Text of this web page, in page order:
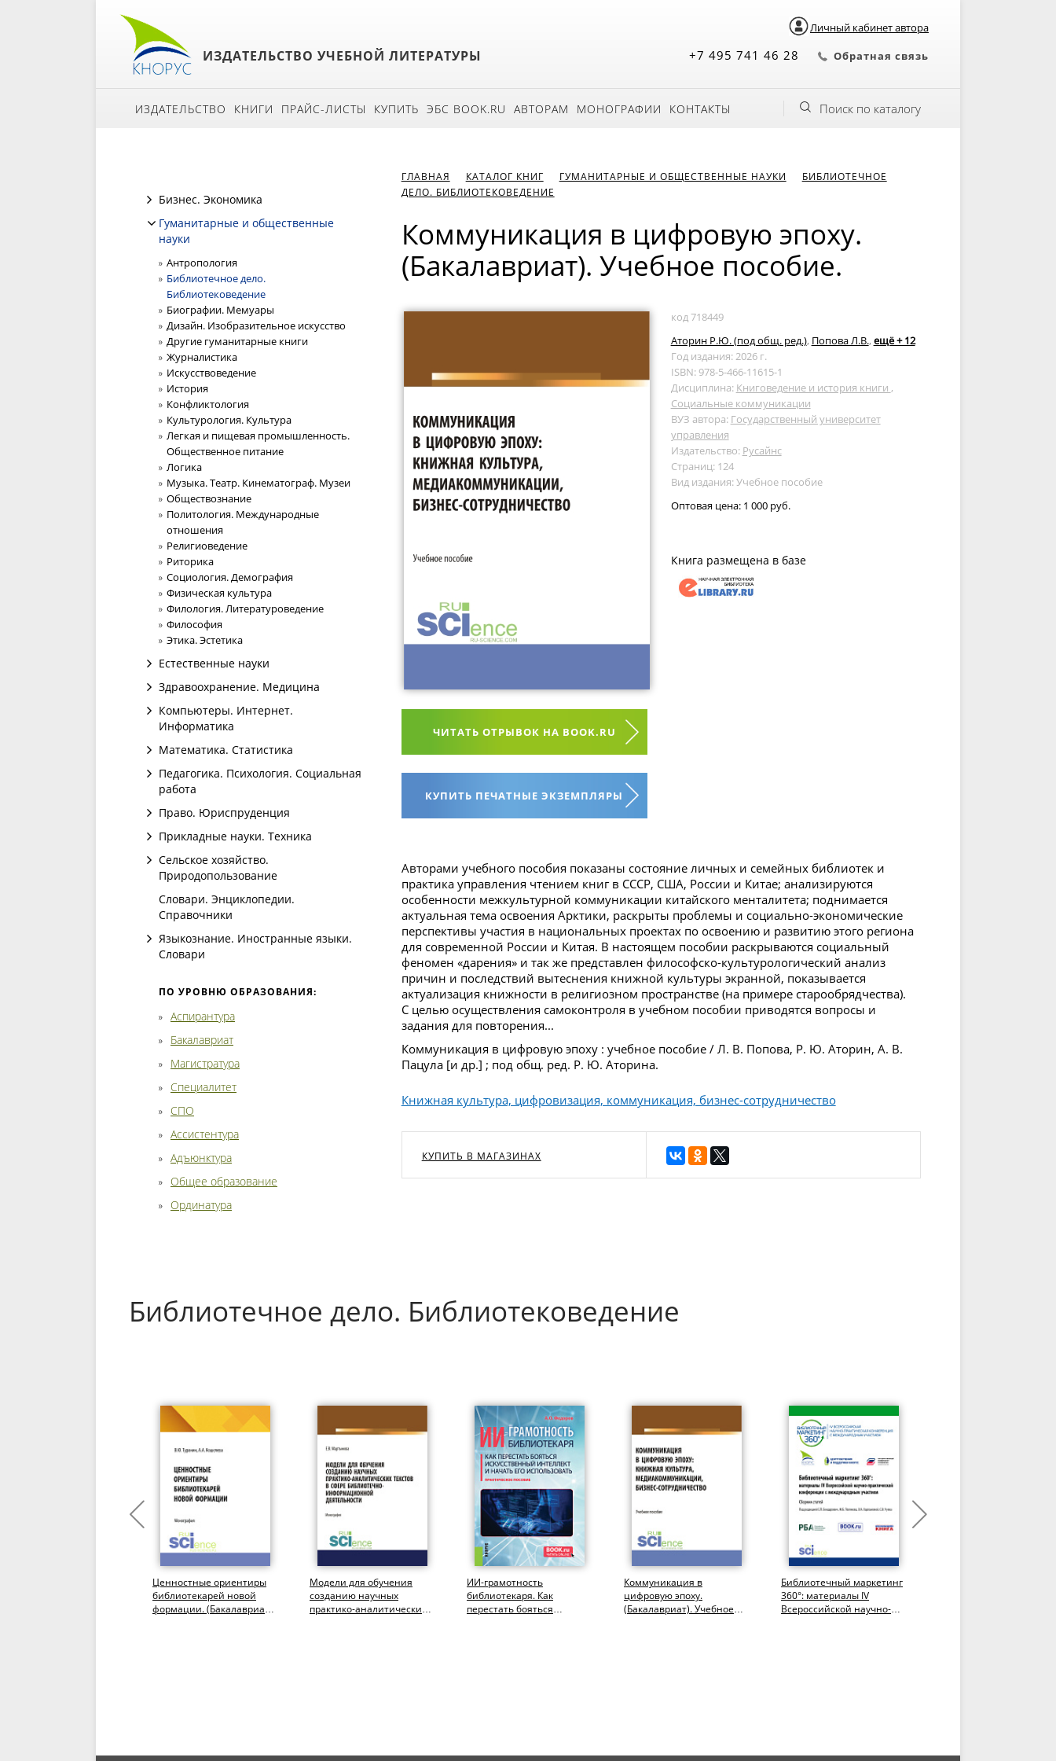
Личный кабинет автора
ИЗДАТЕЛЬСТВО УЧЕБНОЙ ЛИТЕРАТУРЫ +7 495 741 46 28 Обратная связь
ИЗДАТЕЛЬСТВО КНИГИ ПРАЙС-ЛИСТЫ КУПИТЬ ЭБС BOOK.RU АВТОРАМ МОНОГРАФИИ КОНТАКТЫ Поиск по каталогу
Бизнес. Экономика
Гуманитарные и общественные
науки
Антропология
Библиотечное дело.
Библиотековедение
Биографии. Мемуары
Дизайн. Изобразительное искусство
Другие гуманитарные книги
Журналистика
Искусствоведение
История
Конфликтология
Культурология. Культура
Легкая и пищевая промышленность.
Общественное питание
Логика
Музыка. Театр. Кинематограф. Музеи
Обществознание
Политология. Международные
отношения
Религиоведение
Риторика
Социология. Демография
Физическая культура
Филология. Литературоведение
Философия
Этика. Эстетика
Естественные науки
Здравоохранение. Медицина
Компьютеры. Интернет.
Информатика
Математика. Статистика
Педагогика. Психология. Социальная
работа
Право. Юриспруденция
Прикладные науки. Техника
Сельское хозяйство.
Природопользование
Словари. Энциклопедии.
Справочники
Языкознание. Иностранные языки.
Словари
ПО УРОВНЮ ОБРАЗОВАНИЯ:
Аспирантура
Бакалавриат
Магистратура
Специалитет
СПО
Ассистентура
Адъюнктура
Общее образование
Ординатура
ГЛАВНАЯ КАТАЛОГ КНИГ ГУМАНИТАРНЫЕ И ОБЩЕСТВЕННЫЕ НАУКИ
БИБЛИОТЕЧНОЕ
ДЕЛО. БИБЛИОТЕКОВЕДЕНИЕ
Коммуникация в цифровую эпоху.
(Бакалавриат). Учебное пособие.
ЧИТАТЬ ОТРЫВОК НА BOOK.RU
КУПИТЬ ПЕЧАТНЫЕ ЭКЗЕМПЛЯРЫ
код 718449
Аторин Р.Ю. (под общ. ред.), Попова Л.В., ещё + 12
Год издания: 2026 г.
ISBN: 978-5-466-11615-1
Дисциплина: Книговедение и история книги ,
Социальные коммуникации
ВУЗ автора: Государственный университет
управления
Издательство: Русайнс
Страниц: 124
Вид издания: Учебное пособие
Оптовая цена: 1 000 руб.
Книга размещена в базе
Авторами учебного пособия показаны состояние личных и семейных библиотек и
практика управления чтением книг в СССР, США, России и Китае; анализируются
особенности межкультурной коммуникации китайского менталитета; поднимается
актуальная тема освоения Арктики, раскрыты проблемы и социально-экономические
перспективы участия в национальных проектах по освоению и развитию этого региона
для современной России и Китая. В настоящем пособии раскрываются социальный
феномен «дарения» и так же представлен философско-культурологический анализ
причин и последствий вытеснения книжной культуры экранной, показывается
актуализация книжности в религиозном пространстве (на примере старообрядчества).
С целью осуществления самоконтроля в учебном пособии приводятся вопросы и
задания для повторения...
Коммуникация в цифровую эпоху : учебное пособие / Л. В. Попова, Р. Ю. Аторин, А. В.
Пацула [и др.] ; под общ. ред. Р. Ю. Аторина.
Книжная культура, цифровизация, коммуникация, бизнес-сотрудничество
КУПИТЬ В МАГАЗИНАХ
Библиотечное дело. Библиотековедение
Ценностные ориентиры
библиотекарей новой
формации. (Бакалавриат,
Модели для обучения
созданию научных
практико-аналитических
ИИ-грамотность
библиотекаря. Как
перестать бояться
Коммуникация в
цифровую эпоху.
(Бакалавриат). Учебное
Библиотечный маркетинг
360°: материалы IV
Всероссийской научно-